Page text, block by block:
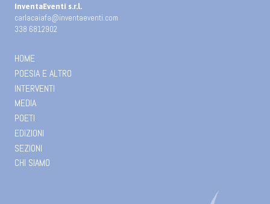
InventaEventi s.r.l.
carlacaiafa@inventaeventi.com
338 6812902
HOME
POESIA E ALTRO
INTERVENTI
MEDIA
POETI
EDIZIONI
SEZIONI
CHI SIAMO